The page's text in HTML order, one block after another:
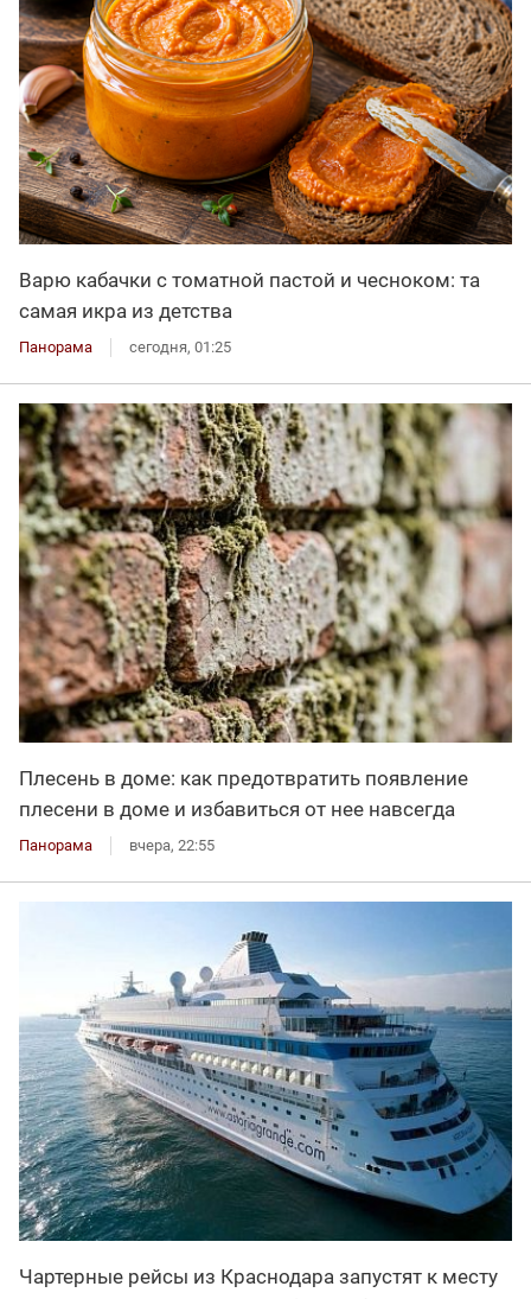
Варю кабачки с томатной пастой и чесноком: та
самая икра из детства
Панорама сегодня, 01:25
Плесень в доме: как предотвратить появление
плесени в доме и избавиться от нее навсегда
Панорама вчера, 22:55
Чартерные рейсы из Краснодара запустят к месту